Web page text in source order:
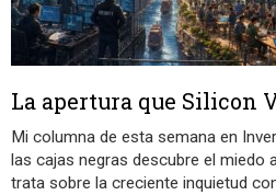
La apertura que Silicon
Mi columna de esta semana en
las cajas negras descubre el miedo
trata sobre la creciente inquietud